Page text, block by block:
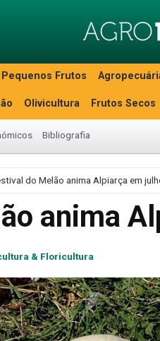
Pequenos Frutos
Olivicultura Frutos Secos
Bibliografia
do Melão anima Alpiarça em
anima
& Floricultura